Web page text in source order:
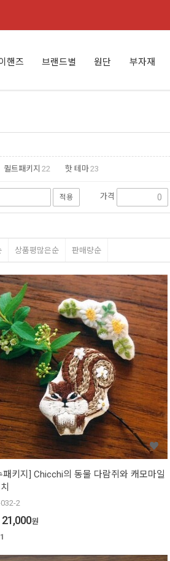
핸즈 브랜드별 원단 부자재
퀼트패키지 22 핫 테마23
적용 가격
상품평많은순 판매량순
패키지] Chicchi의 동물 다람쥐와 캐모마일
2
21,000원
1